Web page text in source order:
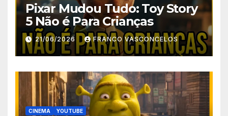
Pixar Mudou Tudo: Toy Story
5 Não é Para Crianças
21/06/2026 FRANCO VASCONCELOS
CINEMA YOUTUBE